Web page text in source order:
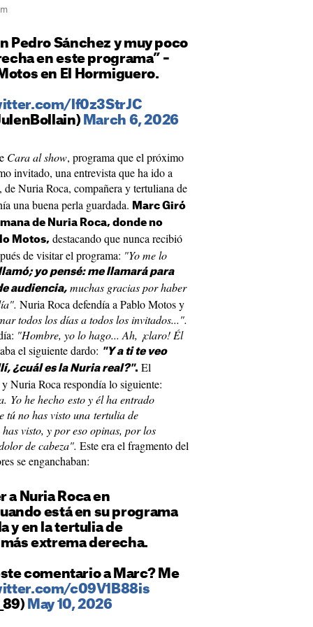
Pedro Sánchez y muy poco
en este programa” –
en El Hormiguero.
lf0z3StrJC
March 6, 2026
Cara al show, programa que el próximo
invitado, una entrevista que ha ido a
, de Nuria Roca, compañera y tertuliana de
una buena perla guardada. Marc Giró
de Nuria Roca, donde no
Motos, destacando que nunca recibió
de visitar el programa: "Yo me lo
yo pensé: me llamará para
audiencia, muchas gracias por haber
Nuria Roca defendía a Pablo Motos y
todos los días a todos los invitados...".
"Hombre, yo lo hago... Ah, ¡claro! Él
el siguiente dardo: "Y a ti te veo
¿cuál es la Nuria real?". El
Nuria Roca respondía lo siguiente:
Yo he hecho esto y él ha entrado
tú no has visto una tertulia de
visto, y por eso opinas, por los
de cabeza". Este era el fragmento del
se enganchaban:
a Nuria Roca en
está en su programa
y en la tertulia de
extrema derecha.
comentario a Marc? Me
c09V1B88is
May 10, 2026